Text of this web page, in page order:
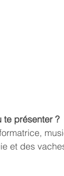
te présenter ?
et des